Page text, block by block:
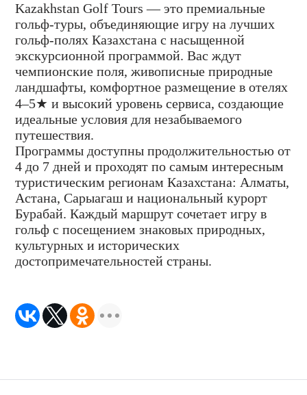
Kazakhstan Golf Tours — это премиальные
гольф-туры, объединяющие игру на лучших
гольф-полях Казахстана с насыщенной
экскурсионной программой. Вас ждут
чемпионские поля, живописные природные
ландшафты, комфортное размещение в отелях
4–5★ и высокий уровень сервиса, создающие
идеальные условия для незабываемого
путешествия.
Программы доступны продолжительностью от
4 до 7 дней и проходят по самым интересным
туристическим регионам Казахстана: Алматы,
Астана, Сарыагаш и национальный курорт
Бурабай. Каждый маршрут сочетает игру в
гольф с посещением знаковых природных,
культурных и исторических
достопримечательностей страны.